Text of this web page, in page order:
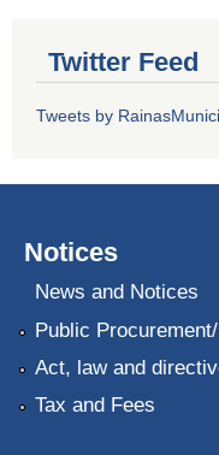
Twitter Feed
Tweets by
Notices
News and Notices
Public
Act, law and
Tax and Fees